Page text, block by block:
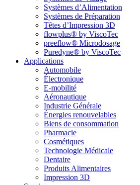
Systèmes d’Alimentation
Systèmes de Préparation
Têtes d’Impression 3D
flowplus® by ViscoTec
preeflow® Microdosage
Puredyne® by ViscoTec
Applications
Automobile
Électronique
E-mobilité
Aéronautique
Industrie Générale
Énergies renouvelables
Biens de consommation
Pharmacie
Cosmétiques
Technologie Médicale
Dentaire
Produits Alimentaires
Impression 3D